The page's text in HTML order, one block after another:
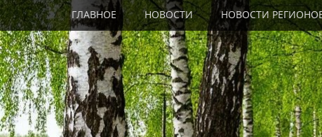
Skip
to
content
Primary Menu
ГЛАВНОЕ НОВОСТИ НОВОСТИ